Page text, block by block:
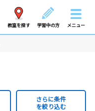
教室を探す 学習中の方 メニュー
さらに条件
を絞り込む